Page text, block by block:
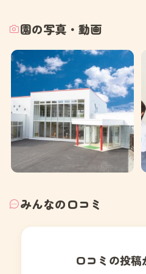
園の写真・動画
みんなの口コミ
口コミの投